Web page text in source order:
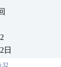
日